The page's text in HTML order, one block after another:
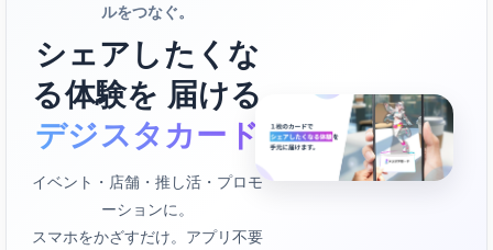
ルをつなぐ。
シェアしたくな
る体験を 届ける
デジスタカード
イベント・店舗・推し活・プロモ
ーションに。
スマホをかざすだけ。アプリ不要